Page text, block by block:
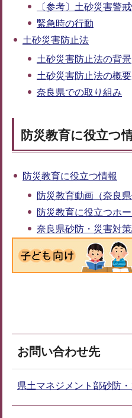
〔参考〕土砂災害警
緊急時の行動
土砂災害防止法
土砂災害防止法の背景
土砂災害防止法の概要
奈良県での取り組み
防災教育に役立つ
防災教育に役立つ情報
防災教育動画（奈良県
防災教育に役立つホ
奈良県砂防・災害対
お問い合わせ先
県土マネジメント部砂防